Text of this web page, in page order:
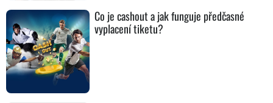
Co je cashout a jak funguje předčasné
vyplacení tiketu?